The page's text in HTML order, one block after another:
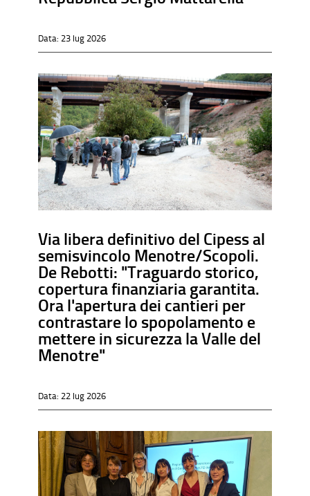
Data: 23 lug 2026
Via libera definitivo del Cipess al
semisvincolo Menotre/Scopoli.
De Rebotti: "Traguardo storico,
copertura finanziaria garantita.
Ora l'apertura dei cantieri per
contrastare lo spopolamento e
mettere in sicurezza la Valle del
Menotre"
Data: 22 lug 2026